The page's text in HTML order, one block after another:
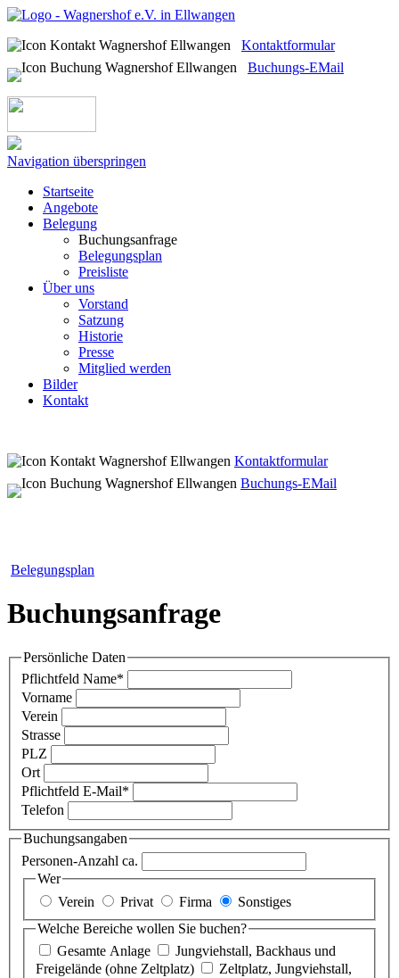
Kontaktformular
Buchungs-EMail
Navigation überspringen
Startseite
Angebote
Belegung
Buchungsanfrage
Belegungsplan
Preisliste
Über uns
Vorstand
Satzung
Historie
Presse
Mitglied werden
Bilder
Kontakt
Kontaktformular
Buchungs-EMail
Belegungsplan
Buchungsanfrage
Persönliche Daten
Pflichtfeld Name*
Vorname
Verein
Strasse
PLZ
Ort
Pflichtfeld E-Mail*
Telefon
Buchungsangaben
Personen-Anzahl ca.
Wer
Verein
Privat Firma
Sonstiges
Welche Bereiche wollen Sie buchen?
Gesamte Anlage
Jungviehstall, Backhaus und
Freigelände (ohne Zeltplatz)
Zeltplatz, Jungviehstall,